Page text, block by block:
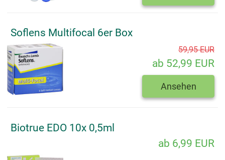
Soflens Multifocal 6er Box
59,95 EUR
ab 52,99 EUR
Ansehen
Biotrue EDO 10x 0,5ml
ab 6,99 EUR